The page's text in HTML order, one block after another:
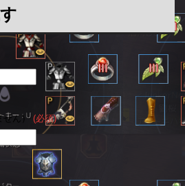
せん） (必須)